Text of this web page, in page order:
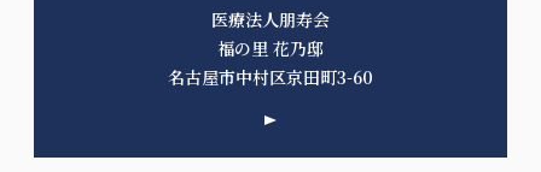
医療法人朋寿会
福の里 花乃邸
名古屋市中村区京田町3-60